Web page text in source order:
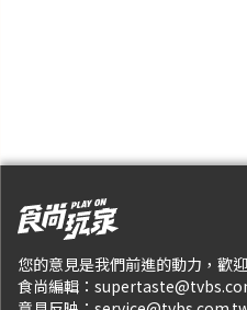
您的意見是我們前進的動力，歡
食尚編輯：